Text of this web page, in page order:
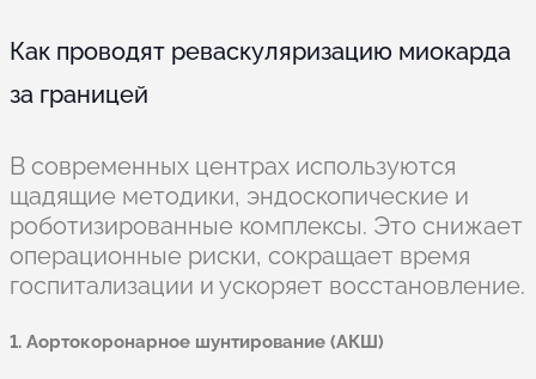
Как проводят реваскуляризацию миокарда
за границей
В современных центрах используются
щадящие методики, эндоскопические и
роботизированные комплексы. Это снижает
операционные риски, сокращает время
госпитализации и ускоряет восстановление.
1. Аортокоронарное шунтирование (АКШ)